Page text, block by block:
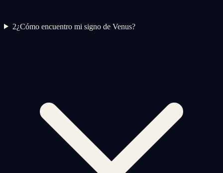
2¿Cómo encuentro mi signo de Venus?